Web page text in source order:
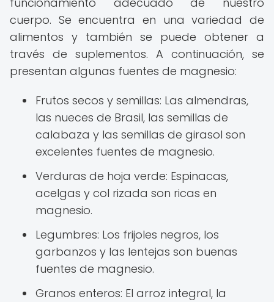
cuerpo. Se encuentra en una variedad de
alimentos y también se puede obtener a
través de suplementos. A continuación, se
presentan algunas fuentes de magnesio:
Frutos secos y semillas: Las almendras,
las nueces de Brasil, las semillas de
calabaza y las semillas de girasol son
excelentes fuentes de magnesio.
Verduras de hoja verde: Espinacas,
acelgas y col rizada son ricas en
magnesio.
Legumbres: Los frijoles negros, los
garbanzos y las lentejas son buenas
fuentes de magnesio.
Granos enteros: El arroz integral, la